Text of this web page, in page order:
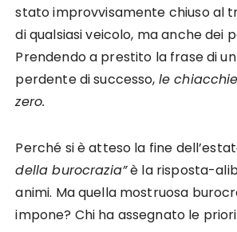
stato improvvisamente chiuso al
di qualsiasi veicolo, ma anche dei
Prendendo a prestito la frase di
perdente di successo, le
zero.
Perché si è atteso la fine
della burocrazia”è la risposta-
animi. Ma quella mostruosa
impone? Chi ha assegnato le